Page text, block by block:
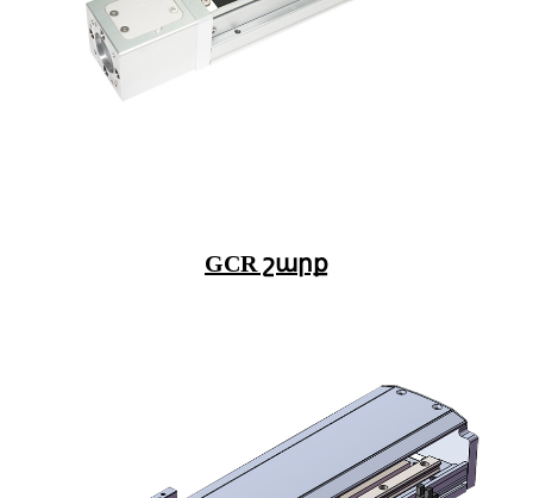
GCR շարք